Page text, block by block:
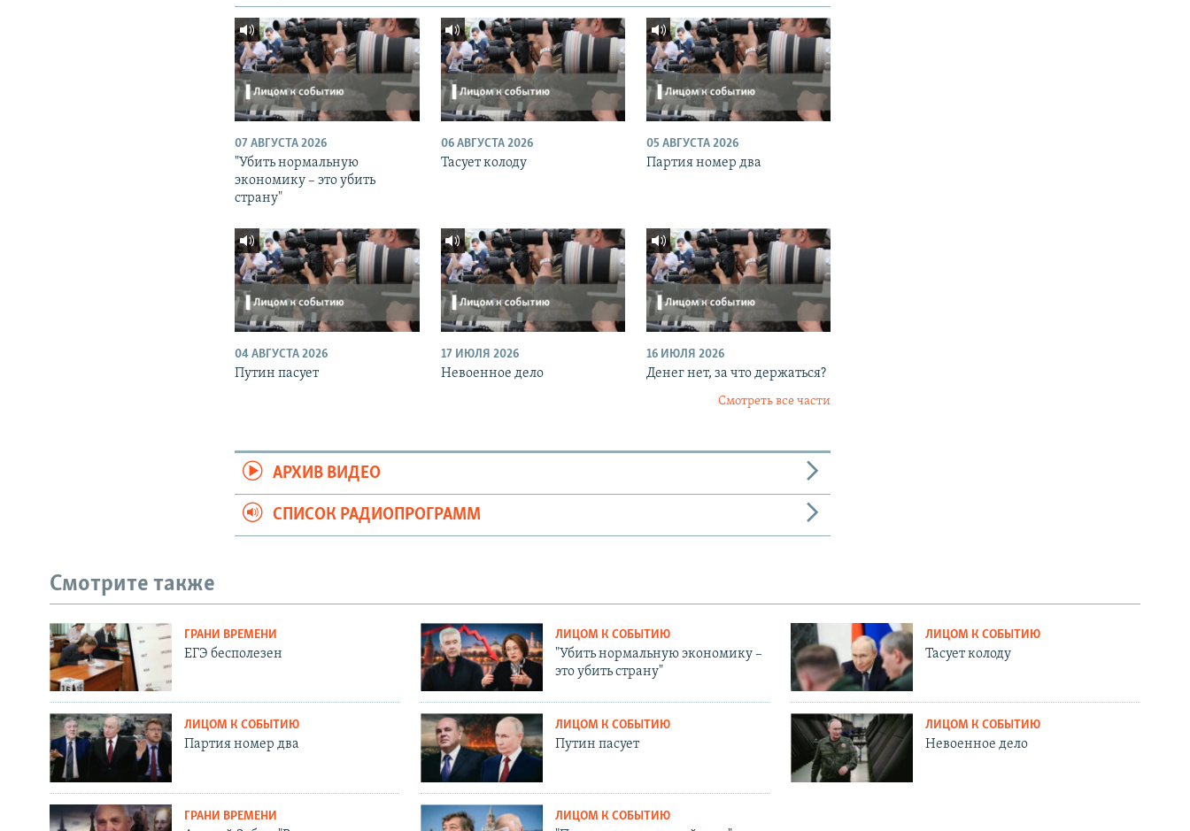
07 АВГУСТА 2026
"Убить нормальную
экономику – это убить
страну"
06 АВГУСТА 2026
Тасует колоду
05 АВГУСТА 2026
Партия номер два
04 АВГУСТА 2026
Путин пасует
17 ИЮЛЯ 2026
Невоенное дело
16 ИЮЛЯ 2026
Денег нет, за что держаться?
Смотреть все части
АРХИВ ВИДЕО
СПИСОК РАДИОПРОГРАММ
Смотрите также
ГРАНИ ВРЕМЕНИ
ЕГЭ бесполезен
ЛИЦОМ К СОБЫТИЮ
"Убить нормальную экономику –
это убить страну"
ЛИЦОМ К СОБЫТИЮ
Тасует колоду
ЛИЦОМ К СОБЫТИЮ
Партия номер два
ЛИЦОМ К СОБЫТИЮ
Путин пасует
ЛИЦОМ К СОБЫТИЮ
Невоенное дело
ГРАНИ ВРЕМЕНИ ЛИЦОМ К СОБЫТИЮ